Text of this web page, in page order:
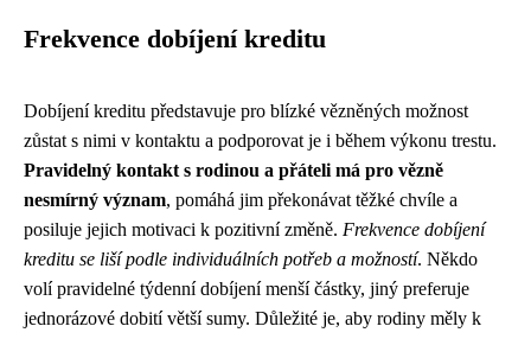
Frekvence dobíjení kreditu
Dobíjení kreditu představuje pro blízké vězněných možnost
zůstat s nimi v kontaktu a podporovat je i během výkonu trestu.
Pravidelný kontakt s rodinou a přáteli má pro vězně
nesmírný význam, pomáhá jim překonávat těžké chvíle a
posiluje jejich motivaci k pozitivní změně. Frekvence dobíjení
kreditu se liší podle individuálních potřeb a možností. Někdo
volí pravidelné týdenní dobíjení menší částky, jiný preferuje
jednorázové dobití větší sumy. Důležité je, aby rodiny měly k